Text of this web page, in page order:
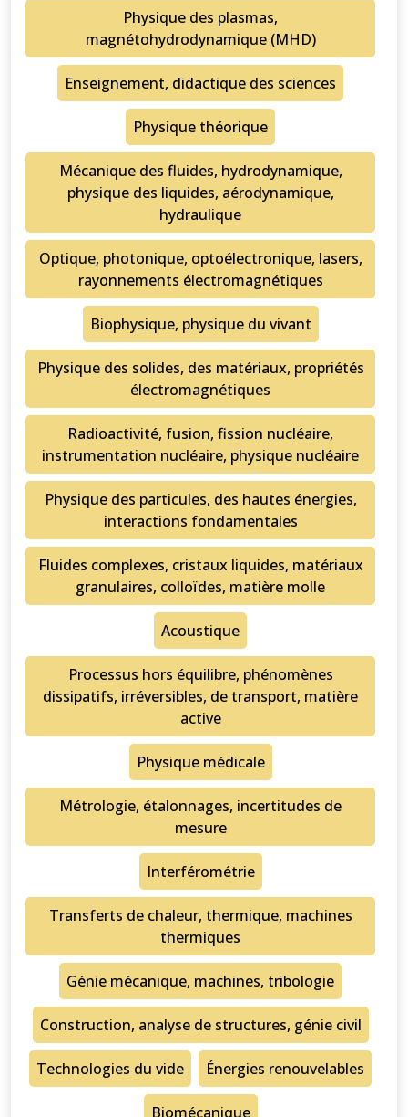
Physique des plasmas,
magnétohydrodynamique (MHD)
Enseignement, didactique des sciences
Physique théorique
Mécanique des fluides, hydrodynamique,
physique des liquides, aérodynamique,
hydraulique
Optique, photonique, optoélectronique, lasers,
rayonnements électromagnétiques
Biophysique, physique du vivant
Physique des solides, des matériaux, propriétés
électromagnétiques
Radioactivité, fusion, fission nucléaire,
instrumentation nucléaire, physique nucléaire
Physique des particules, des hautes énergies,
interactions fondamentales
Fluides complexes, cristaux liquides, matériaux
granulaires, colloïdes, matière molle
Acoustique
Processus hors équilibre, phénomènes
dissipatifs, irréversibles, de transport, matière
active
Physique médicale
Métrologie, étalonnages, incertitudes de
mesure
Interférométrie
Transferts de chaleur, thermique, machines
thermiques
Génie mécanique, machines, tribologie
Construction, analyse de structures, génie civil
Technologies du vide Énergies renouvelables
Biomécanique